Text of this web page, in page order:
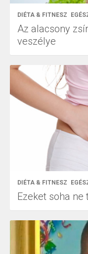
DIÉTA & FITNESZ
Az alacsony
veszélye
DIÉTA & FITNESZ
Ezeket soha ne